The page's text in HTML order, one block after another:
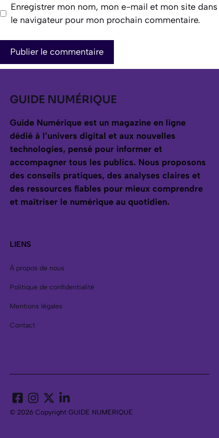
Enregistrer mon nom, mon e-mail et mon site dans
le navigateur pour mon prochain commentaire.
GUIDE NUMÉRIQUE
Guide Numérique est un magazine en ligne
dédié à l’univers digital et aux nouvelles
technologies, pensé pour informer et
accompagner tous les publics. Nous proposons
des conseils pratiques, des analyses claires et
des ressources fiables pour mieux comprendre
et maîtriser le numérique au quotidien.
LIENS
À propos de nous
Politique de confidentialité
Mentions légales
Contact
© 2026 Copyright GUIDE NUMERIQUE